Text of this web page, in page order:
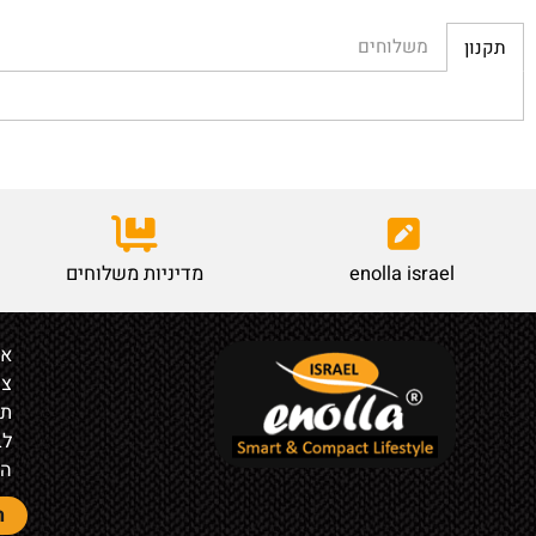
enolla israel מדיניות משלוחים
אודות
צור
תקנון
לבעלי